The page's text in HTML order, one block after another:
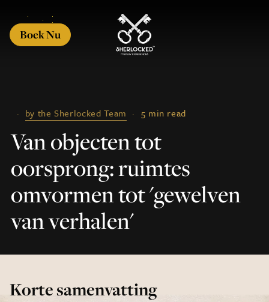
Boek Nu
· by the Sherlocked Team · 5 min read
Van objecten tot
oorsprong: ruimtes
omvormen tot 'gewelven
van verhalen'
Korte samenvatting